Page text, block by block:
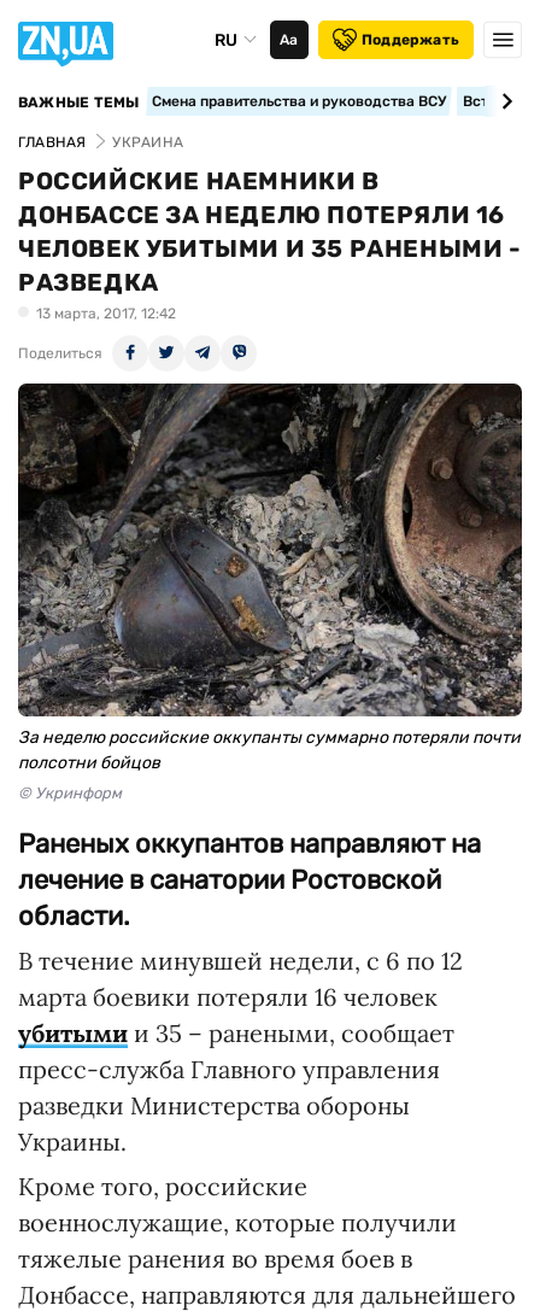
RU Аа Поддержать
ВАЖНЫЕ ТЕМЫ Смена правительства и руководства ВСУ
ГЛАВНАЯ УКРАИНА
РОССИЙСКИЕ НАЕМНИКИ В
ДОНБАССЕ ЗА НЕДЕЛЮ ПОТЕРЯЛИ 16
ЧЕЛОВЕК УБИТЫМИ И 35 РАНЕНЫМИ -
РАЗВЕДКА
13 марта, 2017, 12:42
Поделиться
За неделю российские оккупанты суммарно потеряли почти
полсотни бойцов
© Укринформ
Раненых оккупантов направляют на
лечение в санатории Ростовской
области.
В течение минувшей недели, с 6 по 12
марта боевики потеряли 16 человек
убитыми и 35 – ранеными, сообщает
пресс-служба Главного управления
разведки Министерства обороны
Украины.
Кроме того, российские
военнослужащие, которые получили
тяжелые ранения во время боев в
Донбассе, направляются для дальнейшего